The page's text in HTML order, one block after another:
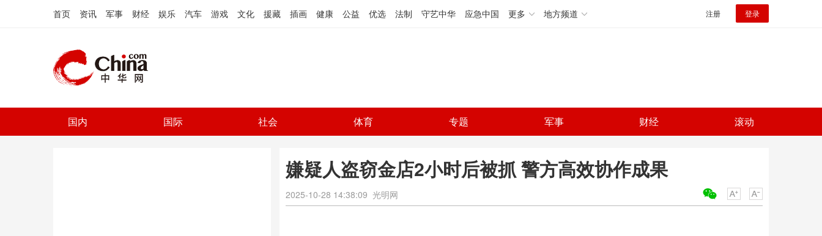
首页 资讯 军事 财经 娱乐 汽车 游戏 文化 援藏 插画 健康 公益 优选 法制 守艺中华 应急中国 更多 地方频道 注册 登录
国内 国际 社会 体育 专题 军事 财经 滚动
嫌疑人盗窃金店2小时后被抓 警方高效协作成果
2025-10-28 14:38:09 光明网